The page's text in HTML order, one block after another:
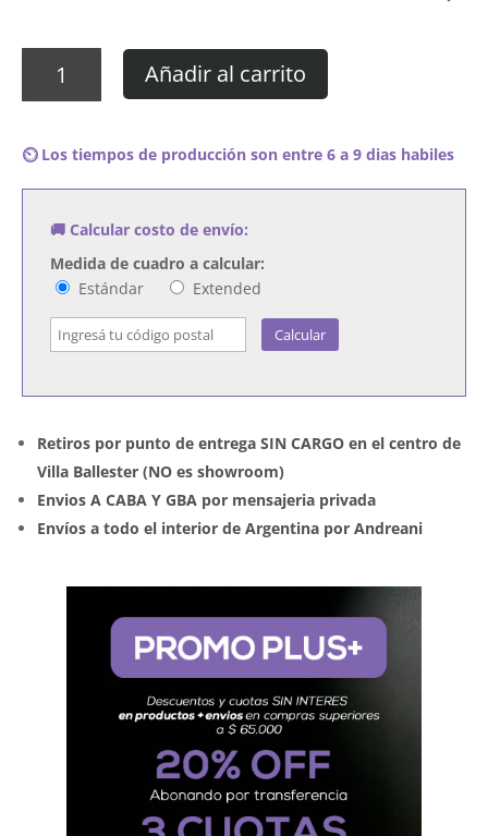
Both
Sides
Añadir al carrito
⏲️ Los tiempos de producción son entre 6 a 9 dias habiles
🚚 Calcular costo de envío:
Medida de cuadro a calcular:
Estándar
Extended
Calcular
Retiros por punto de entrega SIN CARGO en el centro de
Villa Ballester (NO es showroom)
Envios A CABA Y GBA por mensajeria privada
Envíos a todo el interior de Argentina por Andreani